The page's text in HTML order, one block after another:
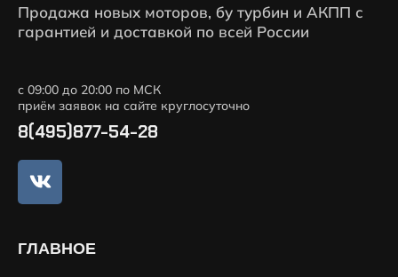
Продажа новых моторов, бу турбин и АКПП с
гарантией и доставкой по всей России
с 09:00 до 20:00 по МСК
приём заявок на сайте круглосуточно
8(495)877-54-28
ГЛАВНОЕ